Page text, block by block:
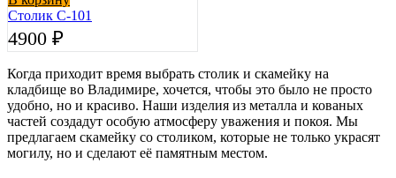
Столик С-101
4900 ₽
Когда приходит время выбрать столик и скамейку на
кладбище во Владимире, хочется, чтобы это было не просто
удобно, но и красиво. Наши изделия из металла и кованых
частей создадут особую атмосферу уважения и покоя. Мы
предлагаем скамейку со столиком, которые не только украсят
могилу, но и сделают её памятным местом.